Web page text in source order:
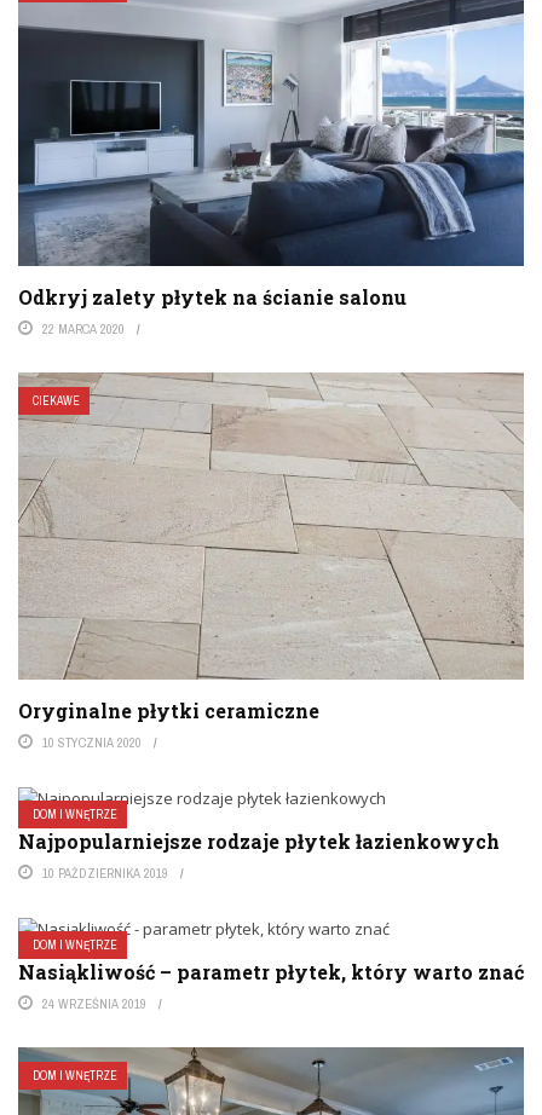
Odkryj zalety płytek na ścianie salonu
22 MARCA 2020
CIEKAWE
Oryginalne płytki ceramiczne
10 STYCZNIA 2020
DOM I WNĘTRZE
Najpopularniejsze rodzaje płytek łazienkowych
10 PAŹDZIERNIKA 2019
DOM I WNĘTRZE
Nasiąkliwość – parametr płytek, który warto znać
24 WRZEŚNIA 2019
DOM I WNĘTRZE